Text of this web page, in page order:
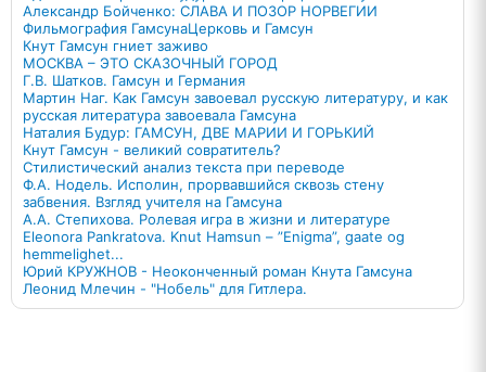
Александр Бойченко: СЛАВА И ПОЗОР НОРВЕГИИ
Фильмография ГамсунаЦерковь и Гамсун
Кнут Гамсун гниет заживо
МОСКВА – ЭТО СКАЗОЧНЫЙ ГОРОД
Г.В. Шатков. Гамсун и Германия
Мартин Наг. Как Гамсун завоевал русскую литературу, и как
русская литература завоевала Гамсуна
Наталия Будур: ГАМСУН, ДВЕ МАРИИ И ГОРЬКИЙ
Кнут Гамсун - великий совратитель?
Стилистический анализ текста при переводе
Ф.А. Нодель. Исполин, прорвавшийся сквозь стену
забвения. Взгляд учителя на Гамсуна
А.А. Степихова. Ролевая игра в жизни и литературе
Eleonora Pankratova. Knut Hamsun – ”Enigma”, gaate og
hemmelighet...
Юрий КРУЖНОВ - Неоконченный роман Кнута Гамсуна
Леонид Млечин - "Нобель" для Гитлера.